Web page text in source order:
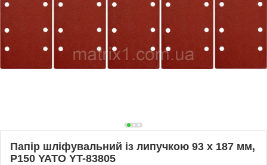
Папір шліфувальний із липучкою 93 х 187 мм,
Р150 YATO YT-83805